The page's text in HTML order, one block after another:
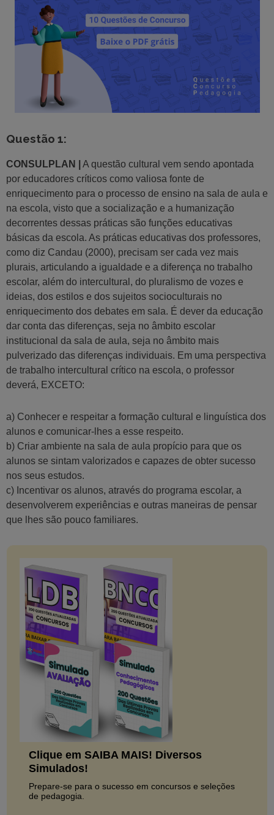
Questão 1:
CONSULPLAN |
A questão cultural vem sendo apontada
por educadores críticos como valiosa fonte de
enriquecimento para o processo de ensino na sala de aula e
na escola, visto que a socialização e a humanização
decorrentes dessas práticas são funções educativas
básicas da escola. As práticas educativas dos professores,
como diz Candau (2000), precisam ser cada vez mais
plurais, articulando a igualdade e a diferença no trabalho
escolar, além do intercultural, do pluralismo de vozes e
ideias, dos estilos e dos sujeitos socioculturais no
enriquecimento dos debates em sala. É dever da educação
dar conta das diferenças, seja no âmbito escolar
institucional da sala de aula, seja no âmbito mais
pulverizado das diferenças individuais. Em uma perspectiva
de trabalho intercultural crítico na escola, o professor
deverá, EXCETO:
a) Conhecer e respeitar a formação cultural e linguística dos
alunos e comunicar-lhes a esse respeito.
b) Criar ambiente na sala de aula propício para que os
alunos se sintam valorizados e capazes de obter sucesso
nos seus estudos.
c) Incentivar os alunos, através do programa escolar, a
desenvolverem experiências e outras maneiras de pensar
que lhes são pouco familiares.
Clique em SAIBA MAIS! Diversos
Simulados!
Prepare-se para o sucesso em concursos e seleções
de pedagogia.